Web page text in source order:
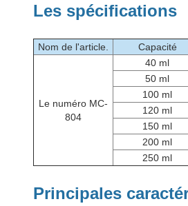
Les spécifications
Nom de l'article. Capacité
Le numéro MC-
804
40 ml
50 ml
100 ml
120 ml
150 ml
200 ml
250 ml
Principales